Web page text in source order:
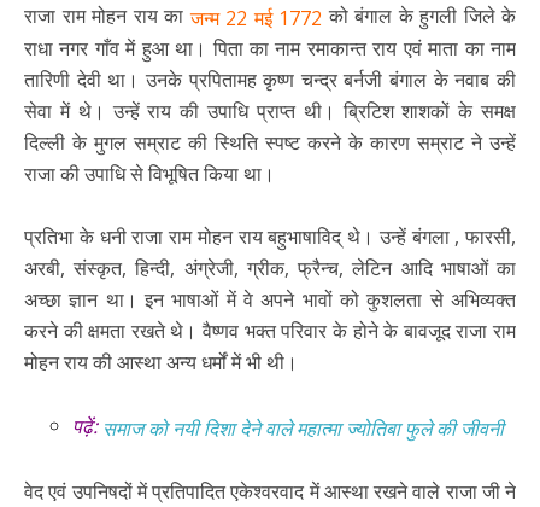
राजा राम मोहन राय काजन्म 22 मई 1772 को बंगाल के हुगली जिले के
राधा नगर गाँव में हुआ था। पिता का नाम रमाकान्त राय एवं माता का नाम
तारिणी देवी था। उनके प्रपितामह कृष्ण चन्द्र बर्नजी बंगाल के नवाब की
सेवा में थे। उन्हें राय की उपाधि प्राप्त थी। ब्रिटिश शाशकों के समक्ष
दिल्ली के मुगल सम्राट की स्थिति स्पष्ट करने के कारण सम्राट ने उन्हें
राजा की उपाधि से विभूषित किया था।
प्रतिभा के धनी राजा राम मोहन राय बहुभाषाविद् थे। उन्हें बंगला , फारसी,
अरबी, संस्कृत, हिन्दी, अंग्रेजी, ग्रीक, फ्रैन्च, लेटिन आदि भाषाओं का
अच्छा ज्ञान था। इन भाषाओं में वे अपने भावों को कुशलता से अभिव्यक्त
करने की क्षमता रखते थे। वैष्णव भक्त परिवार के होने के बावजूद राजा राम
मोहन राय की आस्था अन्य धर्मों में भी थी।
पढ़ें: समाज को नयी दिशा देने वाले महात्मा ज्योतिबा फुले की जीवनी
वेद एवं उपनिषदों में प्रतिपादित एकेश्वरवाद में आस्था रखने वाले राजा जी ने